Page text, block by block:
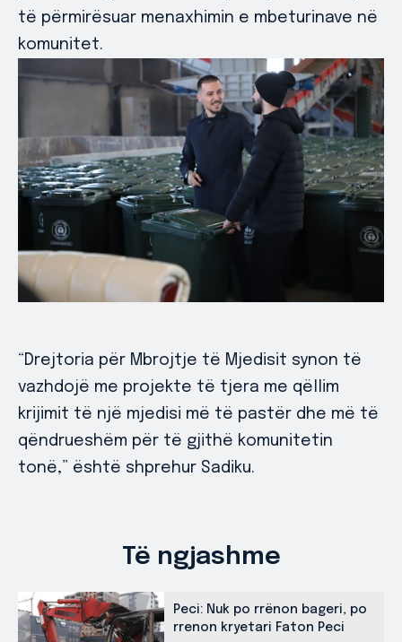
të përmirësuar menaxhimin e mbeturinave në
komunitet.
“Drejtoria për Mbrojtje të Mjedisit synon të
vazhdojë me projekte të tjera me qëllim
krijimit të një mjedisi më të pastër dhe më të
qëndrueshëm për të gjithë komunitetin
tonë,” është shprehur Sadiku.
Të ngjashme
Peci: Nuk po rrënon bageri, po
rrenon kryetari Faton Peci